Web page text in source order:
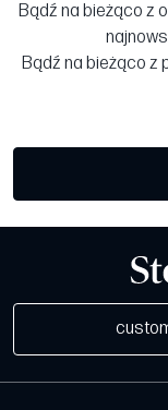
Bądź na bieżąco z
Bądź na bieżąco z